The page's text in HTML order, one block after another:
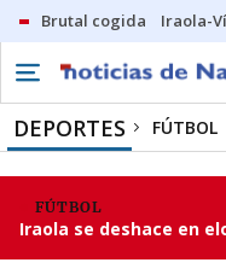
Brutal cogida Iraola-
DEPORTES FÚTBOL
FÚTBOL
Iraola se deshace en